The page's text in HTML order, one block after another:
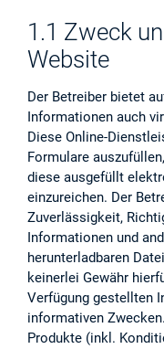
Kontakt
News
Anlässe
Projekte
Log in
Barrierefrei
1.1 Zweck
Website
Der Betreiber bietet
Informationen auch
Diese Online-
Formulare
diese ausgefüllt
einzureichen. Der
Zuverlässigkeit,
Informationen und
herunterladbaren
keinerlei Gewähr
Verfügung gestellten
informativen
Produkte (inkl.